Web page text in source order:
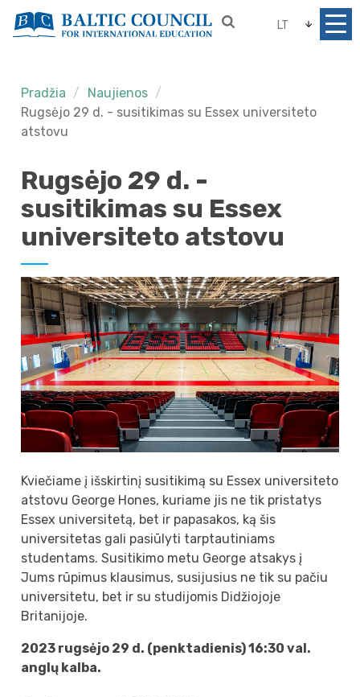
LT
Pradžia
Naujienos
Rugsėjo 29 d. - susitikimas su Essex universiteto
atstovu
Rugsėjo 29 d. -
susitikimas su Essex
universiteto atstovu
Kviečiame į išskirtinį susitikimą su Essex universiteto
atstovu George Hones, kuriame jis ne tik pristatys
Essex universitetą, bet ir papasakos, ką šis
universitetas gali pasiūlyti tarptautiniams
studentams. Susitikimo metu George atsakys į
Jums rūpimus klausimus, susijusius ne tik su pačiu
universitetu, bet ir su studijomis Didžiojoje
Britanijoje.
2023 rugsėjo 29 d. (penktadienis) 16:30 val.
anglų kalba.